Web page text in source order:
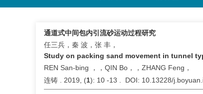
通道式中间包内引流砂运动过程研究
任三兵，秦 波，张 丰，
Study on packing sand movement in tunnel
REN San-bing ，，QIN Bo，，ZHANG Feng，
连铸 . 2019, (1): 10 -13 . DOI: 10.13228/